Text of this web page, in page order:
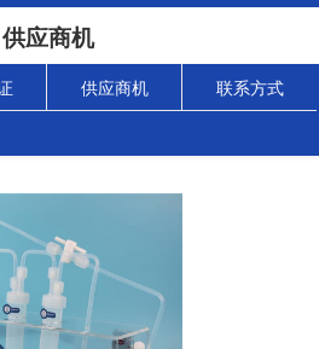
供应商机
供应商机 联系方式